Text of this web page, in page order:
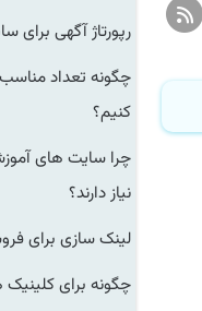
رپورتاژ آگهی برای
چگونه تعداد مناسب
کنیم؟
چرا سایت های
نیاز دارند؟
لینک سازی برای
چگونه برای کلینیک